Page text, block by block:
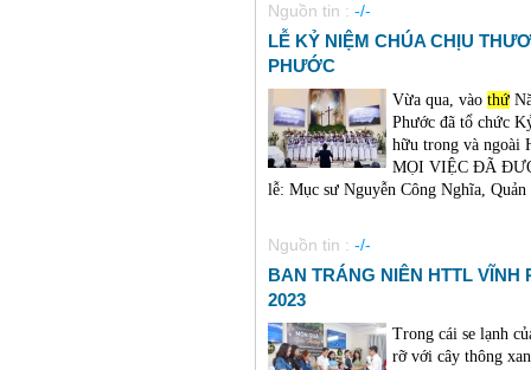
Nguồn tin : -/-
LỄ KỶ NIỆM CHÚA CHỊU
PHƯỚC
Vừa qua, vào thứ
Phước đã tổ chức
hữu trong và ngoài
MỌI VIỆC ĐÃ
lễ: Mục sư Nguyễn Công Nghĩa,
Nguồn tin : -/-
BAN TRÁNG NIÊN HTTL VĨNH
2023
Trong cái se lạnh
rỡ với cây thông